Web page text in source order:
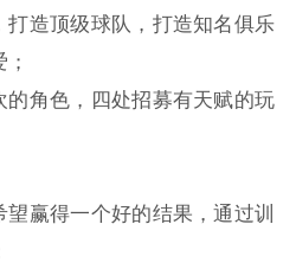
造顶级球队，打造知名俱乐
角色，四处招募有天赋的玩
赢得一个好的结果，通过训